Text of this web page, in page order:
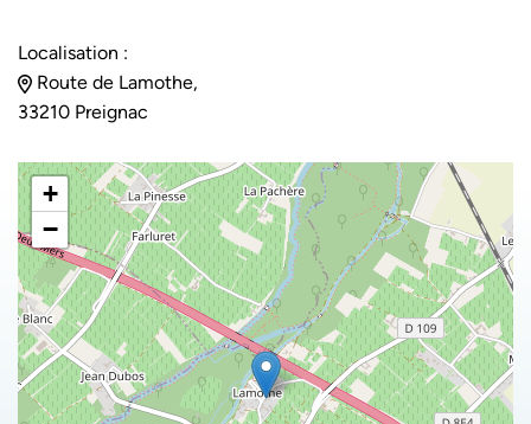
Localisation :
Route de Lamothe,
33210 Preignac
+
−